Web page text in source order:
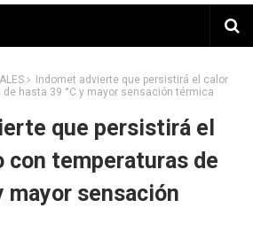
Indomet advierte que persistirá el calor
hasta 39 °C y mayor sensación térmica
que persistirá el
con temperaturas de
mayor sensación